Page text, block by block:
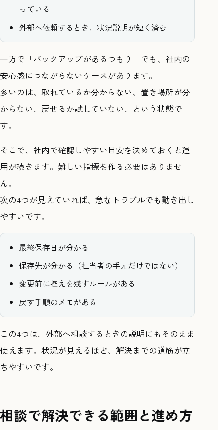
っている
外部へ依頼するとき、状況説明が短く済む
一方で「バックアップがあるつもり」でも、社内の
安心感につながらないケースがあります。
多いのは、取れているか分からない、置き場所が分
からない、戻せるか試していない、という状態で
す。
そこで、社内で確認しやすい目安を決めておくと運
用が続きます。難しい指標を作る必要はありませ
ん。
次の4つが見えていれば、急なトラブルでも動き出し
やすいです。
最終保存日が分かる
保存先が分かる（担当者の手元だけではない）
変更前に控えを残すルールがある
戻す手順のメモがある
この4つは、外部へ相談するときの説明にもそのまま
使えます。状況が見えるほど、解決までの道筋が立
ちやすいです。
相談で解決できる範囲と進め方